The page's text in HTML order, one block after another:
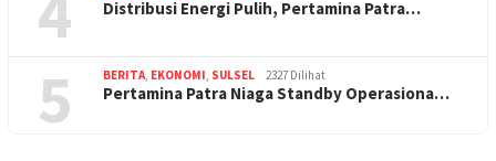
Distribusi Energi Pulih, Pertamina Patra…
5 BERITA, EKONOMI, SULSEL 2327 Dilihat
Pertamina Patra Niaga Standby Operasiona…